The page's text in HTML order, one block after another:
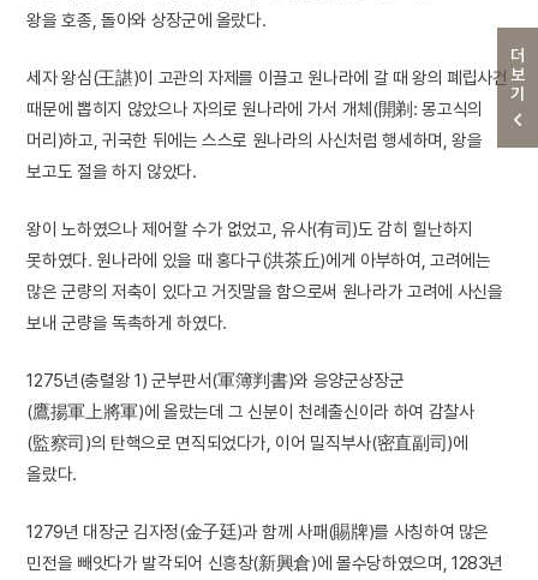
더보기
왕을 호종, 돌아와 상장군에 올랐다.
세자 왕심(王諶)이 고관의 자제를 이끌고 원나라에 갈 때 왕의 폐립사건
때문에 뽑히지 않았으나 자의로 원나라에 가서 개체(開剃: 몽고식의
머리)하고, 귀국한 뒤에는 스스로 원나라의 사신처럼 행세하며, 왕을
보고도 절을 하지 않았다.
왕이 노하였으나 제어할 수가 없었고, 유사(有司)도 감히 힐난하지
못하였다. 원나라에 있을 때 홍다구(洪茶丘)에게 아부하여, 고려에는
많은 군량의 저축이 있다고 거짓말을 함으로써 원나라가 고려에 사신을
보내 군량을 독촉하게 하였다.
1275년(충렬왕 1) 군부판서(軍簿判書)와 응양군상장군
(鷹揚軍上將軍)에 올랐는데 그 신분이 천례출신이라 하여 감찰사
(監察司)의 탄핵으로 면직되었다가, 이어 밀직부사(密直副司)에
올랐다.
1279년 대장군 김자정(金子廷)과 함께 사패(賜牌)를 사칭하여 많은
민전을 빼앗다가 발각되어 신흥창(新興倉)에 몰수당하였으며, 1283년